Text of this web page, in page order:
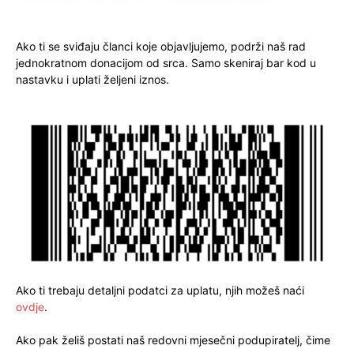
Ako ti se sviđaju članci koje objavljujemo, podrži naš rad
jednokratnom donacijom od srca. Samo skeniraj bar kod u
nastavku i uplati željeni iznos.
Ako ti trebaju detaljni podatci za uplatu, njih možeš naći
ovdje.
Ako pak želiš postati naš redovni mjesečni podupiratelj, čime